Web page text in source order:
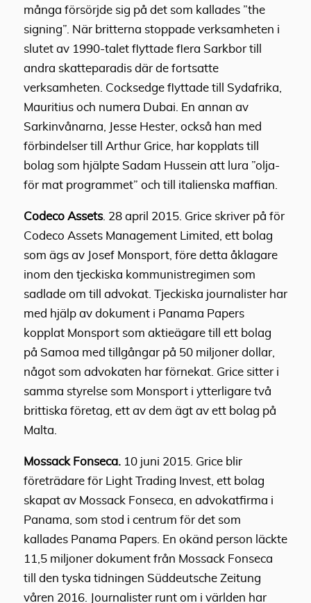
många försörjde sig på det som kallades ”the
signing”. När britterna stoppade verksamheten i
slutet av 1990-talet flyttade flera Sarkbor till
andra skatteparadis där de fortsatte
verksamheten. Cocksedge flyttade till Sydafrika,
Mauritius och numera Dubai. En annan av
Sarkinvånarna, Jesse Hester, också han med
förbindelser till Arthur Grice, har kopplats till
bolag som hjälpte Sadam Hussein att lura ”olja-
för mat programmet” och till italienska maffian.
Codeco Assets. 28 april 2015. Grice skriver på för
Codeco Assets Management Limited, ett bolag
som ägs av Josef Monsport, före detta åklagare
inom den tjeckiska kommunistregimen som
sadlade om till advokat. Tjeckiska journalister har
med hjälp av dokument i Panama Papers
kopplat Monsport som aktieägare till ett bolag
på Samoa med tillgångar på 50 miljoner dollar,
något som advokaten har förnekat. Grice sitter i
samma styrelse som Monsport i ytterligare två
brittiska företag, ett av dem ägt av ett bolag på
Malta.
Mossack Fonseca. 10 juni 2015. Grice blir
företrädare för Light Trading Invest, ett bolag
skapat av Mossack Fonseca, en advokatfirma i
Panama, som stod i centrum för det som
kallades Panama Papers. En okänd person läckte
11,5 miljoner dokument från Mossack Fonseca
till den tyska tidningen Süddeutsche Zeitung
våren 2016. Journalister runt om i världen har